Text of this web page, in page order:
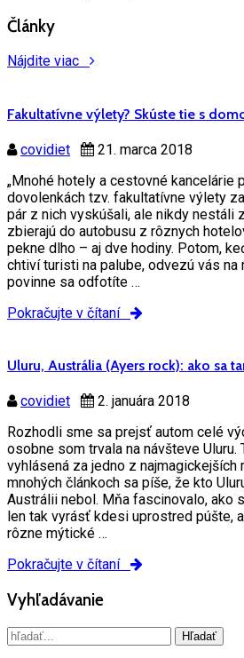
Články
Nájdite viac
Fakultatívne výlety? Skúste tie s
covidiet
21. marca 2018
„Mnohé hotely a cestovné kancelárie
dovolenkách tzv. fakultatívne výlety
pár z nich vyskúšali, ale nikdy nestáli
zbierajú do autobusu z rôznych
pekne dlho – aj dve hodiny. Potom,
chtiví turisti na palube, odvezú vás na
povinne sa odfotíte …
Pokračujte v čítaní
Uluru, Austrália (Ayers rock): ako sa
covidiet
2. januára 2018
Rozhodli sme sa prejsť autom celé
osobne som trvala na návšteve Uluru.
vyhlásená za jedno z najmagickejších
mnohých článkoch sa píše, že kto
Austrálii nebol. Mňa fascinovalo, ako
len tak vyrásť kdesi uprostred púšte,
rôzne mýtické …
Pokračujte v čítaní
Vyhľadávanie